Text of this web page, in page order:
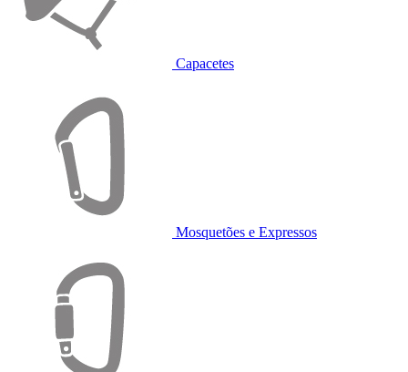
Capacetes
Mosquetões e Expressos